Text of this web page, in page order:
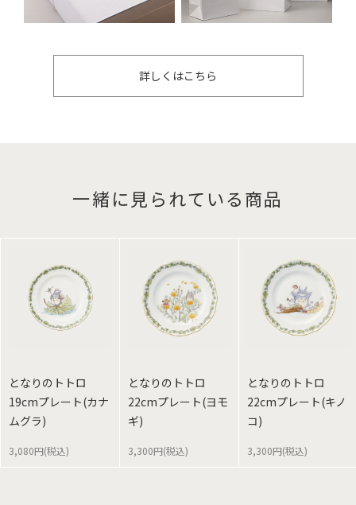
詳しくはこちら
一緒に見られている商品
となりのトトロ
19cmプレート(カナ
ムグラ)
3,080円(税込)
となりのトトロ
22cmプレート(ヨモ
ギ)
3,300円(税込)
となりのトトロ
22cmプレート(キノ
コ)
3,300円(税込)